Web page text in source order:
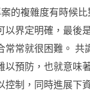
的複雜度有時候
以界定明確，最後
常常就很困難。
以預防，也就意味
控制，同時進展下